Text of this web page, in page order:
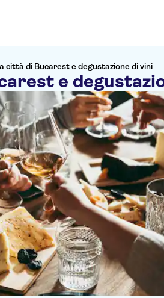
città di Bucarest e degustazione di vini
e